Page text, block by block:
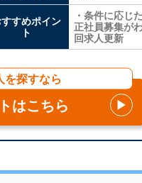
すすめポイン
ト
・条件に応じ
正社員募集が
回求人更新
を探すなら
はこちら ▶